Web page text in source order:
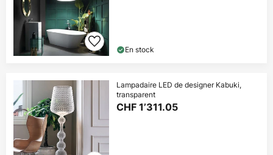
En stock
Lampadaire LED de designer Kabuki,
transparent
CHF 1’311.05